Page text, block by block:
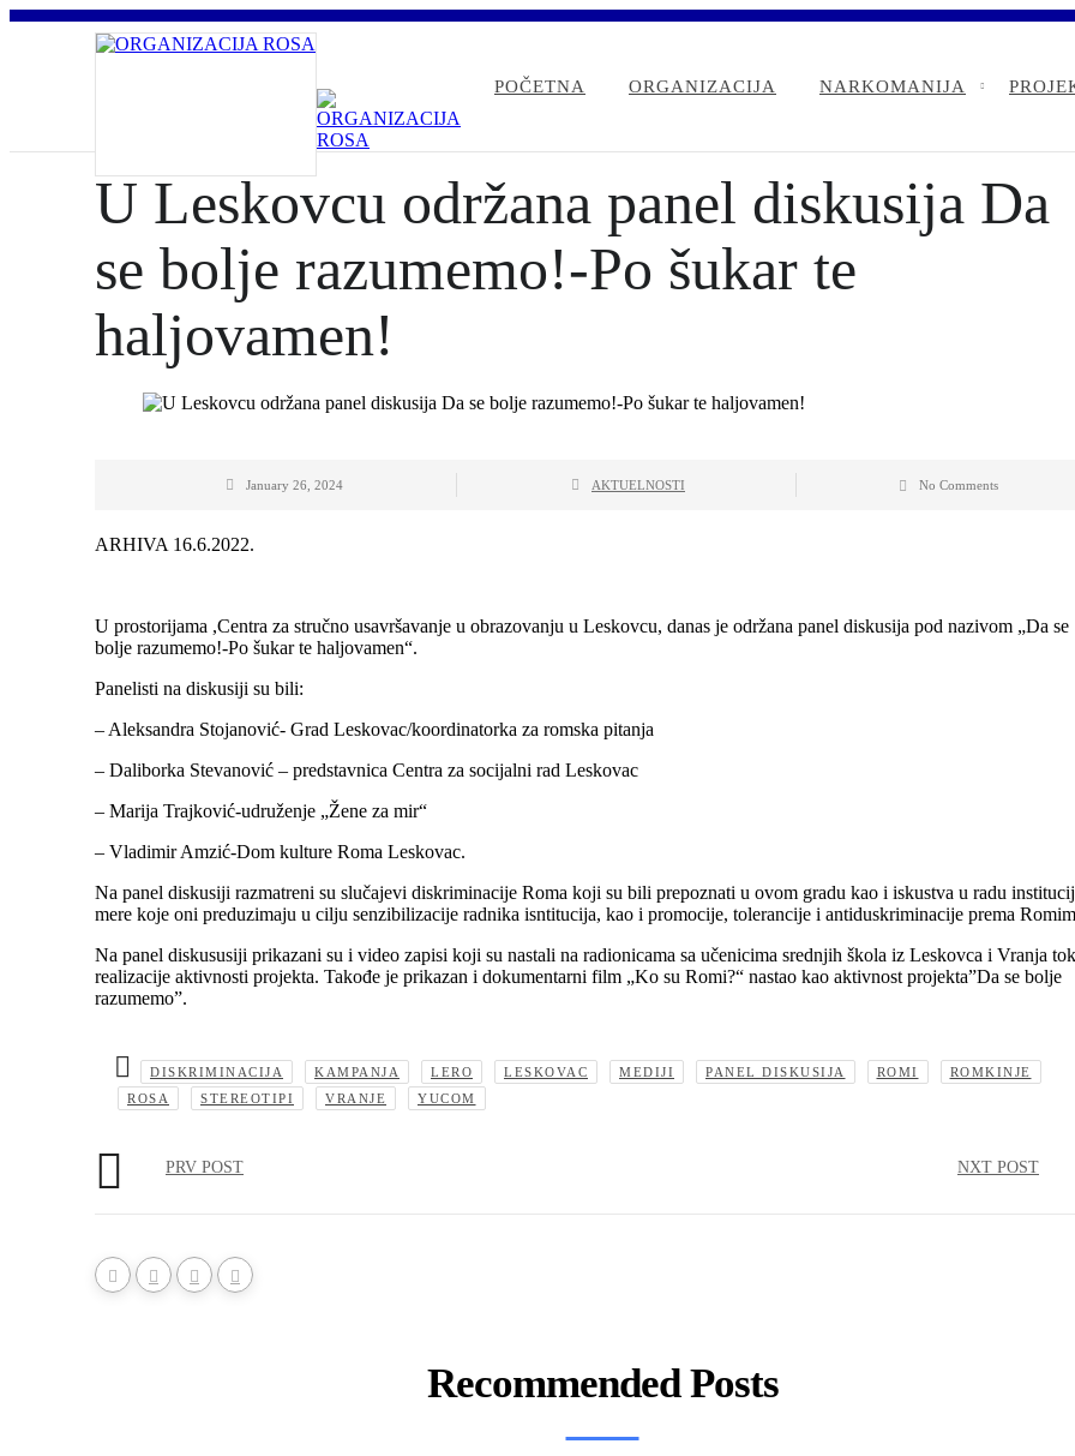
POČETNA ORGANIZACIJA NARKOMANIJA
U Leskovcu održana panel diskusija Da
se bolje razumemo!-Po šukar te
haljovamen!
January 26, 2024 AKTUELNOSTI No Comments
ARHIVA 16.6.2022.
U prostorijama ,Centra za stručno usavršavanje u obrazovanju u Leskovcu, danas je održana panel diskusija pod nazivom „Da se
bolje razumemo!-Po šukar te haljovamen“.
Panelisti na diskusiji su bili:
– Aleksandra Stojanović- Grad Leskovac/koordinatorka za romska pitanja
– Daliborka Stevanović – predstavnica Centra za socijalni rad Leskovac
– Marija Trajković-udruženje „Žene za mir“
– Vladimir Amzić-Dom kulture Roma Leskovac.
Na panel diskusiji razmatreni su slučajevi diskriminacije Roma koji su bili prepoznati u ovom gradu kao i iskustva u radu
mere koje oni preduzimaju u cilju senzibilizacije radnika isntitucija, kao i promocije, tolerancije i antiduskriminacije prema
Na panel diskususiji prikazani su i video zapisi koji su nastali na radionicama sa učenicima srednjih škola iz Leskovca i Vranja
realizacije aktivnosti projekta. Takođe je prikazan i dokumentarni film „Ko su Romi?“ nastao kao aktivnost projekta”Da se bolje
razumemo”.
DISKRIMINACIJA KAMPANJA LERO LESKOVAC MEDIJI PANEL DISKUSIJA ROMI
ROMKINJE
ROSA
STEREOTIPI VRANJE YUCOM
PRV POST NXT POST
Recommended Posts